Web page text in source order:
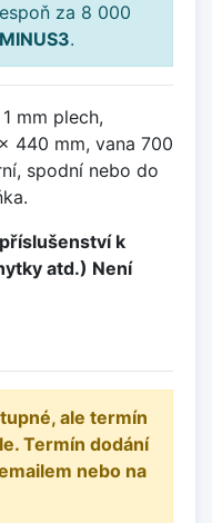
za 8 000
MINUS3.
mm plech,
440 mm, vana 700
spodní nebo do
k
atd.) Není
ale termín
Termín dodání
nebo na